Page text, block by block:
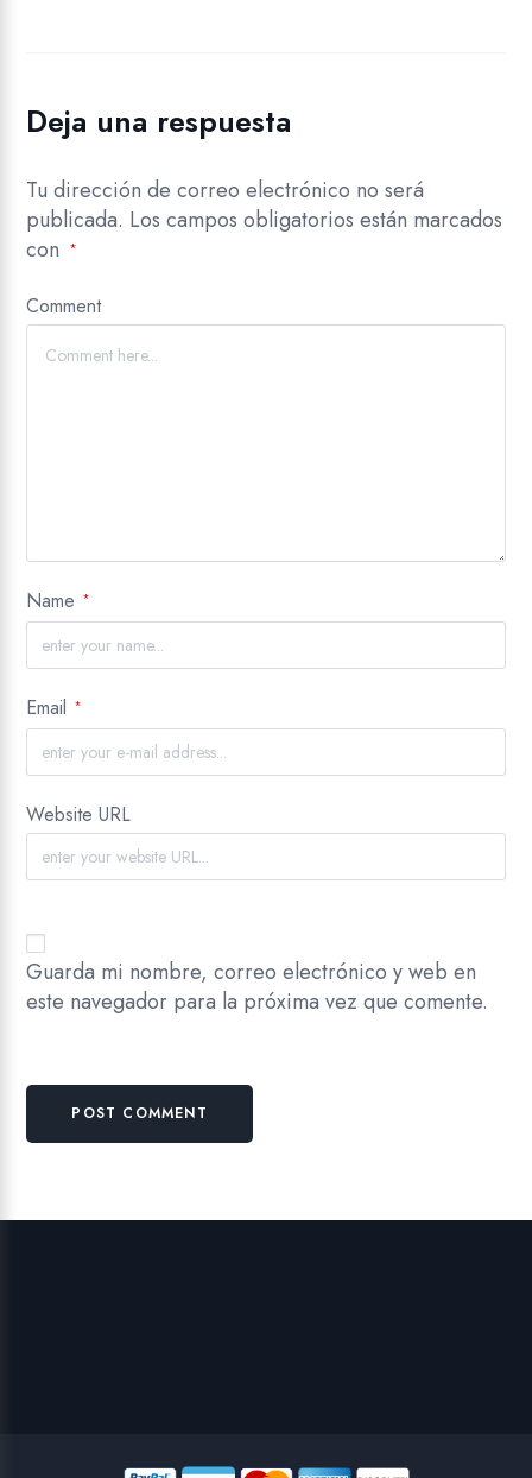
Deja una respuesta
Tu dirección de correo electrónico no será
publicada. Los campos obligatorios están marcados
con
*
Comment
Name *
Email *
Website URL
Guarda mi nombre, correo electrónico y web en
este navegador para la próxima vez que comente.